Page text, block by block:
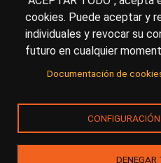
cookies. Puede aceptar y
individuales y revocar su
futuro en cualquier
Documentación de
DENEGAR
© Copyright 2017.
licenciantes son los
de propiedad intelectual e
(a) este sitio web publicado
(b) todo el material
(incluyendo, sin limitación,
dibujos, música, marcas o
de la composición de cada